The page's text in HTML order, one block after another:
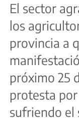
El sector
los
provincia a
próximo 25
protesta
sufriendo el